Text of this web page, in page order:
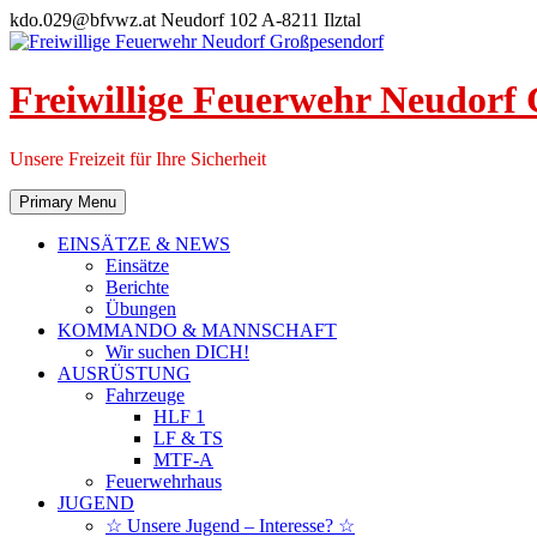
Skip
to
kdo.029@bfvwz.at Neudorf 102 A-8211 Ilztal
Freiwillige Feuerwehr Neudorf
Unsere Freizeit für Ihre Sicherheit
Primary Menu
EINSÄTZE & NEWS
Einsätze
Berichte
Übungen
KOMMANDO & MANNSCHAFT
Wir suchen DICH!
AUSRÜSTUNG
Fahrzeuge
HLF 1
LF & TS
MTF-A
Feuerwehrhaus
JUGEND
☆ Unsere Jugend – Interesse? ☆